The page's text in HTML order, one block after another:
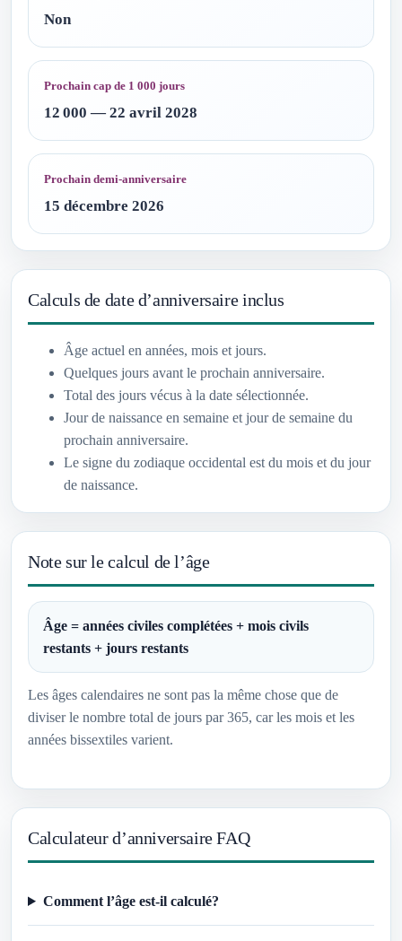
Non
Prochain cap de 1 000 jours
12 000 — 22 avril 2028
Prochain demi-anniversaire
15 décembre 2026
Calculs de date d’anniversaire inclus
Âge actuel en années, mois et jours.
Quelques jours avant le prochain anniversaire.
Total des jours vécus à la date sélectionnée.
Jour de naissance en semaine et jour de semaine du
prochain anniversaire.
Le signe du zodiaque occidental est du mois et du jour
de naissance.
Note sur le calcul de l’âge
Âge = années civiles complétées + mois civils
restants + jours restants
Les âges calendaires ne sont pas la même chose que de
diviser le nombre total de jours par 365, car les mois et les
années bissextiles varient.
Calculateur d’anniversaire FAQ
Comment l’âge est-il calculé?